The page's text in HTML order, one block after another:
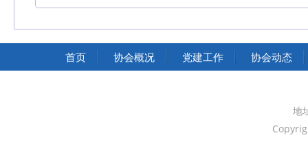
中华人民共和国交通运输部
中华人民共和国国家发展和改革委员会
中华人民共和国中央人民政府
首页 协会概况 党建工作 协会动态
地